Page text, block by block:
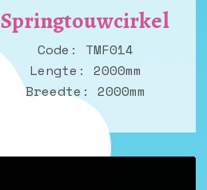
Springtouwcirkel
Code: TMF014
Lengte: 2000mm
Breedte: 2000mm